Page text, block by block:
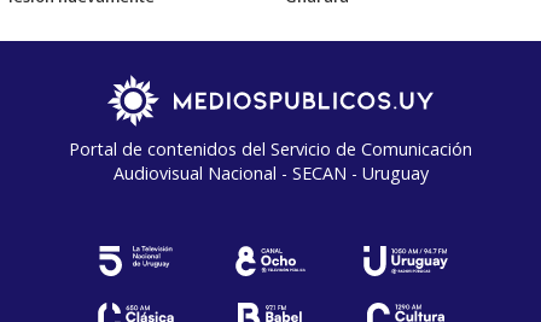
Portal de contenidos del Servicio de Comunicación
Audiovisual Nacional - SECAN - Uruguay